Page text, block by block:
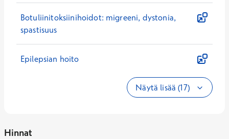
Botuliinitoksiinihoidot: migreeni, dystonia,
spastisuus
Epilepsian hoito
Näytä lisää (17)
Hinnat